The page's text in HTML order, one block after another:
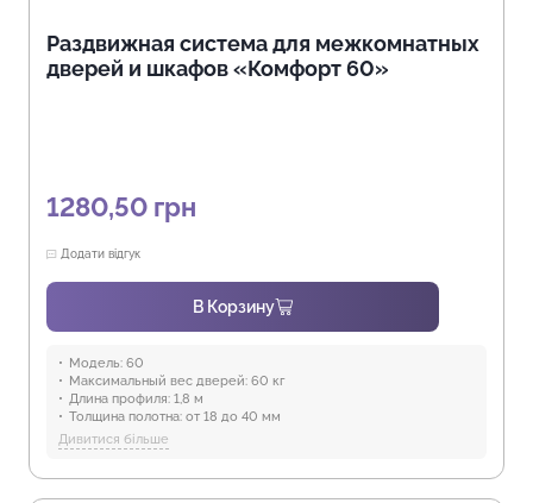
Раздвижная система для межкомнатных
дверей и шкафов «Комфорт 60»
1280,50 грн
Додати відгук
В Корзину
Модель: 60
Максимальный вес дверей: 60 кг
Длина профиля: 1,8 м
Толщина полотна: от 18 до 40 мм
Отрасли: Производство мебели
Предназначение:
Дивитися більше